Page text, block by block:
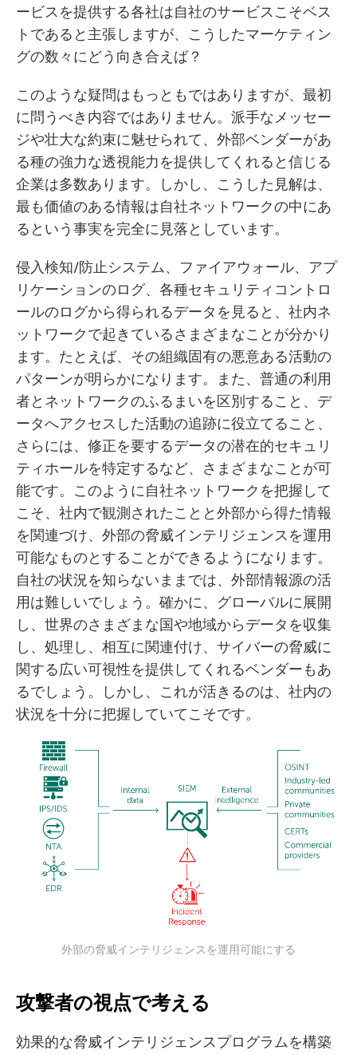
ービスを提供する各社は自社のサービスこそベス
トであると主張しますが、こうしたマーケティン
グの数々にどう向き合えば？
このような疑問はもっともではありますが、最初
に問うべき内容ではありません。派手なメッセー
ジや壮大な約束に魅せられて、外部ベンダーがあ
る種の強力な透視能力を提供してくれると信じる
企業は多数あります。しかし、こうした見解は、
最も価値のある情報は自社ネットワークの中にあ
るという事実を完全に見落としています。
侵入検知/防止システム、ファイアウォール、アプ
リケーションのログ、各種セキュリティコントロ
ールのログから得られるデータを見ると、社内ネ
ットワークで起きているさまざまなことが分かり
ます。たとえば、その組織固有の悪意ある活動の
パターンが明らかになります。また、普通の利用
者とネットワークのふるまいを区別すること、デ
ータへアクセスした活動の追跡に役立てること、
さらには、修正を要するデータの潜在的セキュリ
ティホールを特定するなど、さまざまなことが可
能です。このように自社ネットワークを把握して
こそ、社内で観測されたことと外部から得た情報
を関連づけ、外部の脅威インテリジェンスを運用
可能なものとすることができるようになります。
自社の状況を知らないままでは、外部情報源の活
用は難しいでしょう。確かに、グローバルに展開
し、世界のさまざまな国や地域からデータを収集
し、処理し、相互に関連付け、サイバーの脅威に
関する広い可視性を提供してくれるベンダーもあ
るでしょう。しかし、これが活きるのは、社内の
状況を十分に把握していてこそです。
外部の脅威インテリジェンスを運用可能にする
攻撃者の視点で考える
効果的な脅威インテリジェンスプログラムを構築